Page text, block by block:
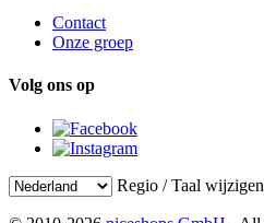
Contact
Onze groep
Volg ons op
Regio / Taal wijzigen